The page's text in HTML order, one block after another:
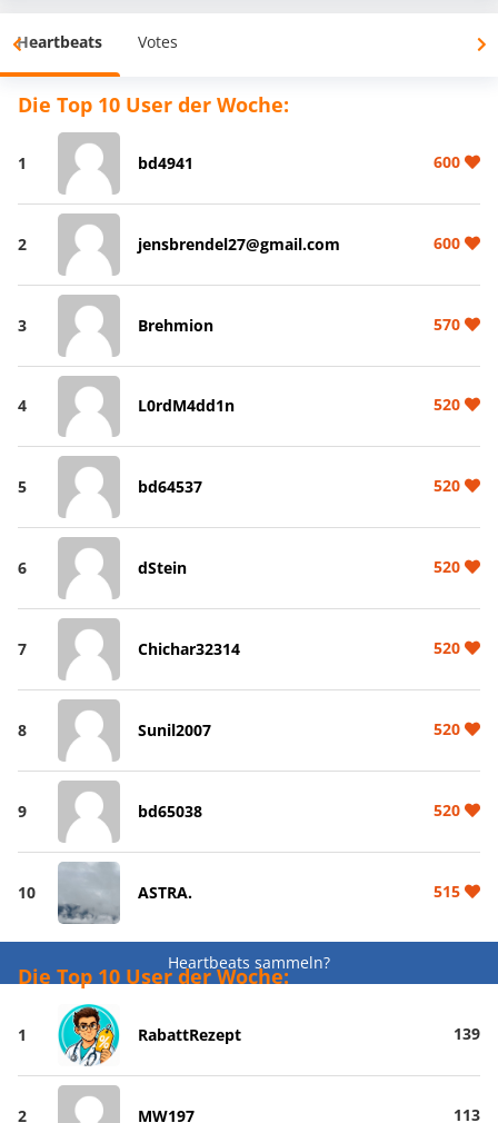
Heartbeats Votes
Die Top 10 User der Woche:
1 bd4941 600
2 jensbrendel27@gmail.com 600
3 Brehmion 570
4 L0rdM4dd1n 520
5 bd64537 520
6 dStein 520
7 Chichar32314 520
8 Sunil2007 520
9 bd65038 520
10 ASTRA. 515
Heartbeats sammeln?
Die Top 10 User der Woche:
1 RabattRezept 139
2 MW197 113